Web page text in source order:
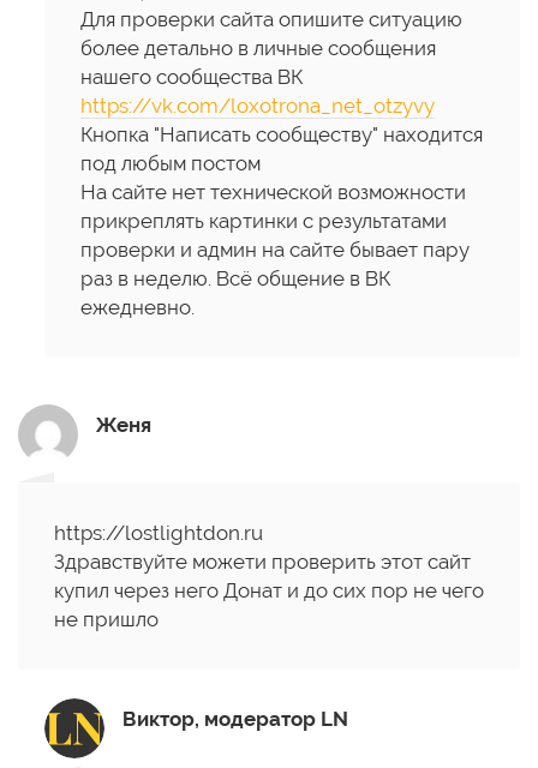
Для проверки сайта опишите ситуацию
более детально в личные сообщения
нашего сообщества ВК
https://vk.com/loxotrona_net_otzyvy
Кнопка "Написать сообществу" находится
под любым постом
На сайте нет технической возможности
прикреплять картинки с результатами
проверки и админ на сайте бывает пару
раз в неделю. Всё общение в ВК
ежедневно.
Женя
https://lostlightdon.ru
Здравствуйте можети проверить этот сайт
купил через него Донат и до сих пор не чего
не пришло
Виктор, модератор LN